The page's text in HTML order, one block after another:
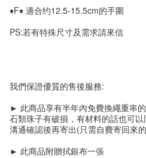
♦F♦ 適合约12.5-15.5cm的手圍
PS:若有特殊尺寸及需求請來信
我們保證優質的售後服務:
► 此商品享有半年內免費換繩重串
石類珠子有破損，有材料的話也可
溝通確認後再寄出(只需自費寄回來
► 此商品附贈拭銀布一張